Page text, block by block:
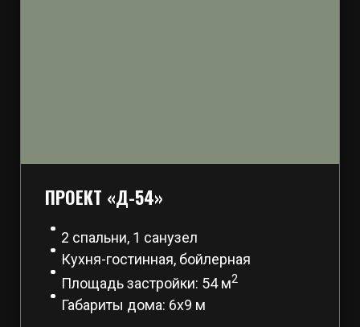
ПРОЕКТ «Д-54»
2 спальни, 1 санузел
Кухня-гостинная, бойлерная
Площадь застройки: 54 м2
Габариты дома: 6х9 м